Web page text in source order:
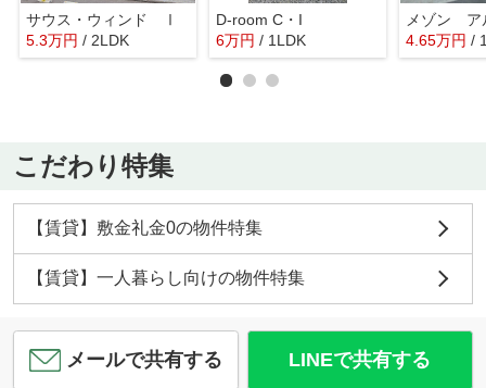
サウス・ウィンド Ⅰ
5.3万円 / 2LDK
D-room C・I
6万円 / 1LDK
メゾン ア
4.65万円 /
こだわり特集
【賃貸】敷金礼金0の物件特集
【賃貸】一人暮らし向けの物件特集
メールで共有する LINEで共有する